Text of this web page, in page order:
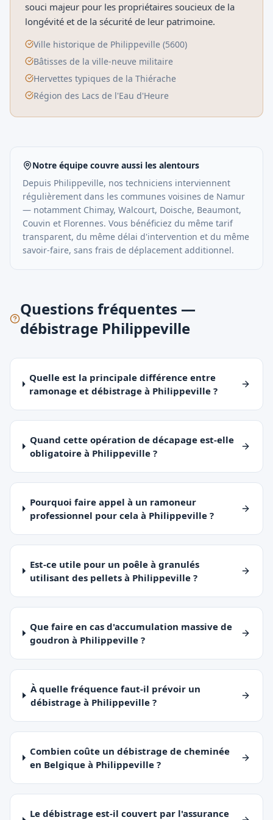
souci majeur pour les propriétaires soucieux de la
longévité et de la sécurité de leur patrimoine.
Ville historique de Philippeville (5600)
Bâtisses de la ville-neuve militaire
Hervettes typiques de la Thiérache
Région des Lacs de l'Eau d'Heure
Notre équipe couvre aussi les alentours
Depuis Philippeville, nos techniciens interviennent
régulièrement dans les communes voisines de Namur
— notamment Chimay, Walcourt, Doische, Beaumont,
Couvin et Florennes. Vous bénéficiez du même tarif
transparent, du même délai d'intervention et du même
savoir-faire, sans frais de déplacement additionnel.
Questions fréquentes —
débistrage Philippeville
Quelle est la principale différence entre
ramonage et débistrage à Philippeville ?
Quand cette opération de décapage est-elle
obligatoire à Philippeville ?
Pourquoi faire appel à un ramoneur
professionnel pour cela à Philippeville ?
Est-ce utile pour un poêle à granulés
utilisant des pellets à Philippeville ?
Que faire en cas d'accumulation massive de
goudron à Philippeville ?
À quelle fréquence faut-il prévoir un
débistrage à Philippeville ?
Combien coûte un débistrage de cheminée
en Belgique à Philippeville ?
Le débistrage est-il couvert par l'assurance